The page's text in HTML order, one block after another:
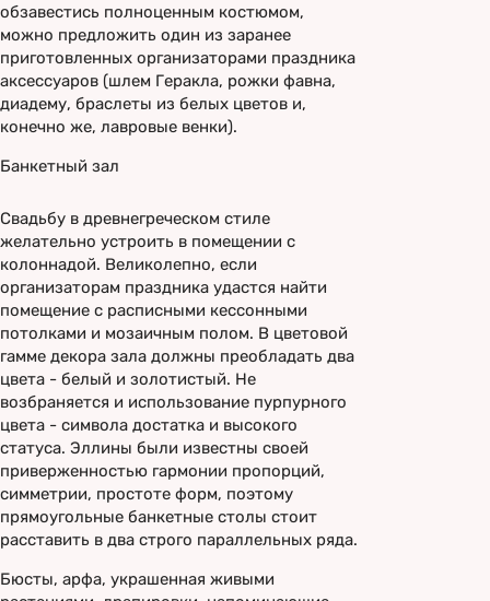
обзавестись полноценным костюмом,
можно предложить один из заранее
приготовленных организаторами праздника
аксессуаров (шлем Геракла, рожки фавна,
диадему, браслеты из белых цветов и,
конечно же, лавровые венки).
Банкетный зал
Свадьбу в древнегреческом стиле
желательно устроить в помещении с
колоннадой. Великолепно, если
организаторам праздника удастся найти
помещение с расписными кессонными
потолками и мозаичным полом. В цветовой
гамме декора зала должны преобладать два
цвета - белый и золотистый. Не
возбраняется и использование пурпурного
цвета - символа достатка и высокого
статуса. Эллины были известны своей
приверженностью гармонии пропорций,
симметрии, простоте форм, поэтому
прямоугольные банкетные столы стоит
расставить в два строго параллельных ряда.
Бюсты, арфа, украшенная живыми